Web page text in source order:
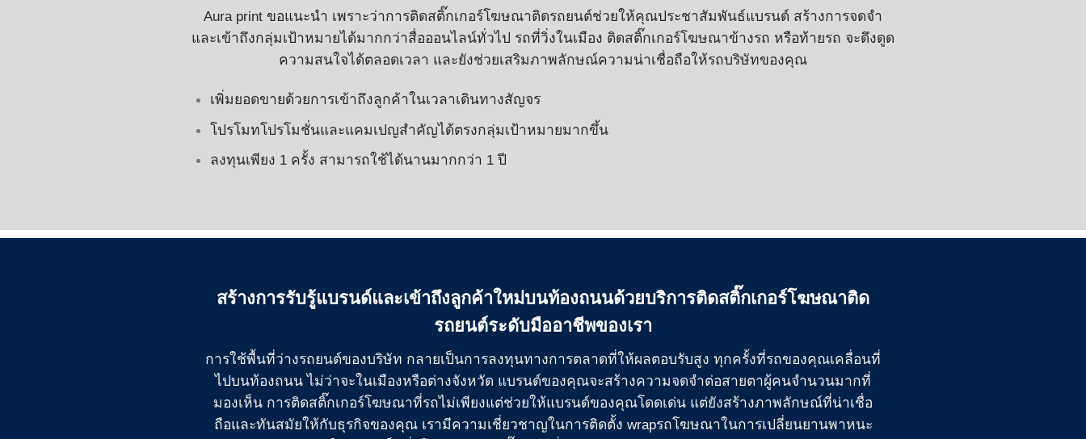
Aura print ขอแนะนำ เพราะว่าการติดสติ๊กเกอร์โฆษณาติดรถยนต์ช่วยให้คุณประชาสัมพันธ์แบรนด์ สร้างการจดจำ
และเข้าถึงกลุ่มเป้าหมายได้มากกว่าสื่อออนไลน์ทั่วไป รถที่วิ่งในเมือง ติดสติ๊กเกอร์โฆษณาข้างรถ หรือท้ายรถ จะดึงดูด
ความสนใจได้ตลอดเวลา และยังช่วยเสริมภาพลักษณ์ความน่าเชื่อถือให้รถบริษัทของคุณ
เพิ่มยอดขายด้วยการเข้าถึงลูกค้าในเวลาเดินทางสัญจร
โปรโมทโปรโมชั่นและแคมเปญสำคัญได้ตรงกลุ่มเป้าหมายมากขึ้น
ลงทุนเพียง 1 ครั้ง สามารถใช้ได้นานมากกว่า 1 ปี
สร้างการรับรู้แบรนด์และเข้าถึงลูกค้าใหม่บนท้องถนนด้วยบริการติดสติ๊กเกอร์โฆษณาติด
รถยนต์ระดับมืออาชีพของเรา
การใช้พื้นที่ว่างรถยนต์ของบริษัท กลายเป็นการลงทุนทางการตลาดที่ให้ผลตอบรับสูง ทุกครั้งที่รถของคุณเคลื่อนที่
ไปบนท้องถนน ไม่ว่าจะในเมืองหรือต่างจังหวัด แบรนด์ของคุณจะสร้างความจดจำต่อสายตาผู้คนจำนวนมากที่
มองเห็น การติดสติ๊กเกอร์โฆษณาที่รถไม่เพียงแต่ช่วยให้แบรนด์ของคุณโดดเด่น แต่ยังสร้างภาพลักษณ์ที่น่าเชื่อ
ถือและทันสมัยให้กับธุรกิจของคุณ เรามีความเชี่ยวชาญในการติดตั้ง wrapรถโฆษณาในการเปลี่ยนยานพาหนะ